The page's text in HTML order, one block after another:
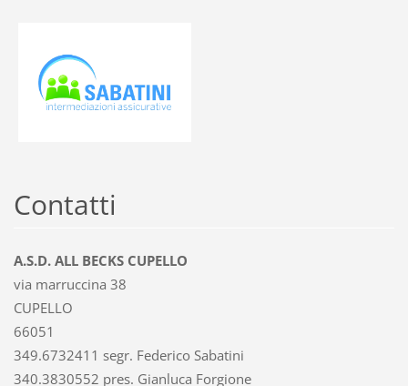
Contatti
A.S.D. ALL BECKS CUPELLO
via marruccina 38
CUPELLO
66051
349.6732411 segr. Federico Sabatini
340.3830552 pres. Gianluca Forgione